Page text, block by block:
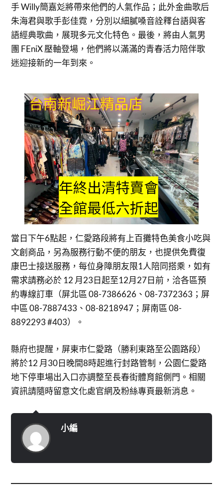
手 Willy簡嘉彣將帶來他們的人氣作品；此外金曲歌后
朱海君與歌手彭佳霓，分別以細膩嗓音詮釋台語與客
語經典歌曲，展現多元文化特色。最後，將由人氣男
團 FEniX 壓軸登場，他們將以滿滿的青春活力陪伴歌
迷迎接新的一年到來。
當日下午6點起，仁愛路段將有上百攤特色美食小吃與
文創商品，另為服務行動不便的朋友，也提供免費復
康巴士接送服務，每位身障朋友限1人陪同搭乘，如有
需求請務必於 12 月23日起至12月27日前，洽各區預
約專線訂車（屏北區 08-7386626、08-7372363；屏
中區 08-7887433、08-8218947；屏南區 08-
8892293 #403）。
縣府也提醒，屏東市仁愛路（勝利東路至公園路段）
將於12 月30日晚間8時起進行封路管制，公園仁愛路
地下停車場出入口亦調整至長春街體育館側門。相關
資訊請隨時留意文化處官網及粉絲專頁最新消息。
小編